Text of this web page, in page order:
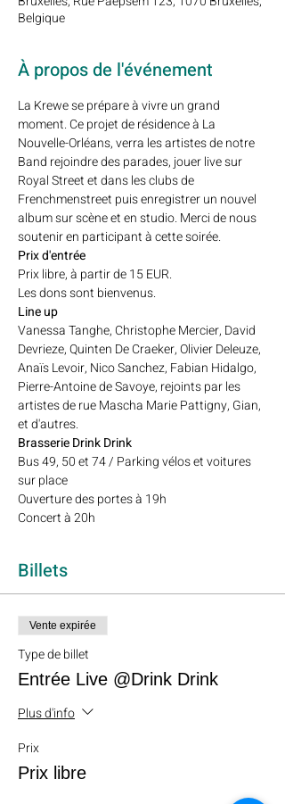
Belgique
À propos de l'événement
La Krewe se prépare à vivre un grand
moment. Ce projet de résidence à La
Nouvelle-Orléans, verra les artistes de notre
Band rejoindre des parades, jouer live sur
Royal Street et dans les clubs de
Frenchmenstreet puis enregistrer un nouvel
album sur scène et en studio. Merci de nous
soutenir en participant à cette soirée.
Prix d'entrée
Prix libre, à partir de 15 EUR.
Les dons sont bienvenus.
Line up
Vanessa Tanghe, Christophe Mercier, David
Devrieze, Quinten De Craeker, Olivier Deleuze,
Anaïs Levoir, Nico Sanchez, Fabian Hidalgo,
Pierre-Antoine de Savoye, rejoints par les
artistes de rue Mascha Marie Pattigny, Gian,
et d'autres.
Brasserie Drink Drink
Bus 49, 50 et 74 / Parking vélos et voitures
sur place
Ouverture des portes à 19h
Concert à 20h
Billets
Vente expirée
Type de billet
Entrée Live @Drink Drink
Plus d'info
Prix
Prix libre